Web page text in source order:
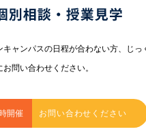
キャンパスの日程が合わない方、じ
お問い合わせください。
開催 お問い合わせください